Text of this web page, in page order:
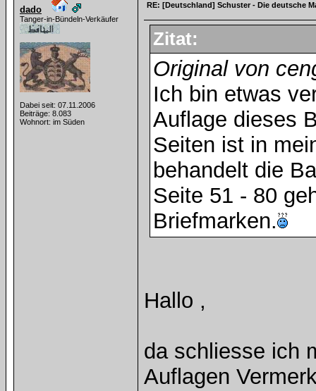
dado
Tanger-in-Bündeln-Verkäufer
Dabei seit: 07.11.2006
Beiträge: 8.083
Wohnort: im Süden
RE: [Deutschland] Schuster - Die deutsche
Zitat:
Original von
Ich bin etwas
Auflage dieses
Seiten ist in
behandelt die
Seite 51 - 80
Briefmarken.
Hallo ,
da schliesse ich
Auflagen